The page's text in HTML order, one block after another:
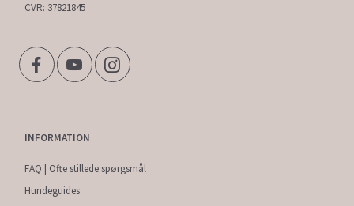
CVR: 37821845
INFORMATION
FAQ | Ofte stillede spørgsmål
Hundeguides